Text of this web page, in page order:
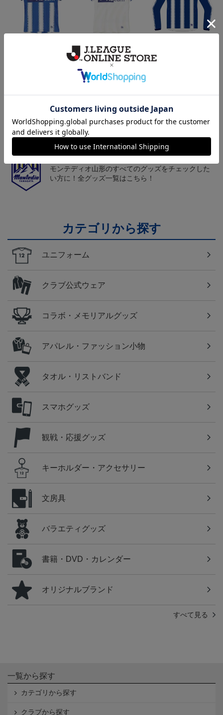
26/27オーセンティックユ
ニフォーム半袖（FP1st）
26/27オーセンティックユ
ニフォーム半袖（FP2n
d）
18,700円～23,760円 19,800円～24,860円
山形
チームマスコット「ディーオ」グッズは、サポータ
ーやファン必見！
山形
モンテディオ山形のすべてのグッズをチェックした
い方に！全グッズ一覧はこちら！
カテゴリから探す
ユニフォーム
クラブ公式ウェア
コラボ・メモリアルグッズ
アパレル・ファッション小物
タオル・リストバンド
スマホグッズ
観戦・応援グッズ
キーホルダー・アクセサリー
文房具
バラエティグッズ
書籍・DVD・カレンダー
オリジナルブランド
すべて見る
一覧から探す
カテゴリから探す
クラブから探す